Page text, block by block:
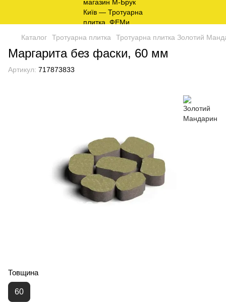
Каталог Тротуарна плитка Тротуарна плитка Золотий
Маргарита без фаски, 60 мм
Артикул: 717873833
Товщина
60